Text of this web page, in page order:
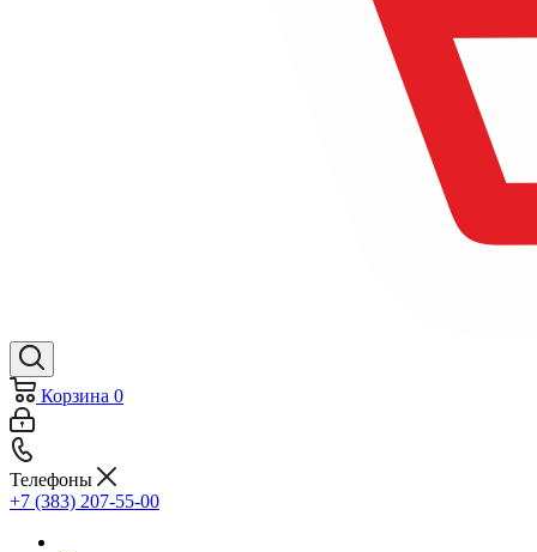
Корзина 0
Телефоны
+7 (383) 207-55-00